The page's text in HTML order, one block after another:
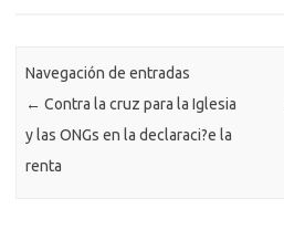
ti
r
Navegación de entradas
← Contra la cruz para la Iglesia
y las ONGs en la declaraci?e la
renta